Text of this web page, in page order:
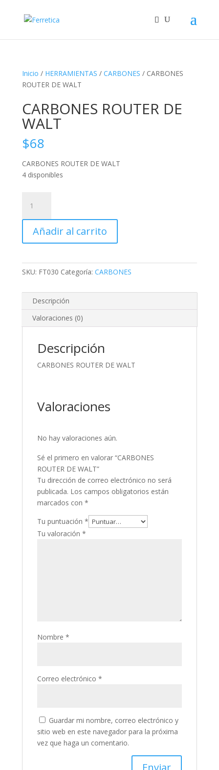
Inicio / HERRAMIENTAS / CARBONES / CARBONES
ROUTER DE WALT
CARBONES ROUTER DE
WALT
$68
CARBONES ROUTER DE WALT
4 disponibles
ROUTER
DE
WALT
cantidad
Añadir al carrito
SKU: FT030 Categoría: CARBONES
Descripción
Valoraciones (0)
Descripción
CARBONES ROUTER DE WALT
Valoraciones
No hay valoraciones aún.
Sé el primero en valorar “CARBONES
ROUTER DE WALT”
Tu dirección de correo electrónico no será
publicada. Los campos obligatorios están
marcados con *
Tu puntuación *
Tu valoración *
Nombre *
Correo electrónico *
Guardar mi nombre, correo electrónico y
sitio web en este navegador para la próxima
vez que haga un comentario.